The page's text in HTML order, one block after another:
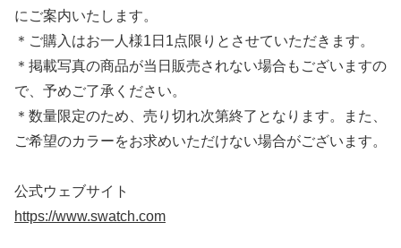
にご案内いたします。
＊ご購入はお一人様1日1点限りとさせていただきます。
＊掲載写真の商品が当日販売されない場合もございますの
で、予めご了承ください。
＊数量限定のため、売り切れ次第終了となります。また、
ご希望のカラーをお求めいただけない場合がございます。
公式ウェブサイト
https://www.swatch.com